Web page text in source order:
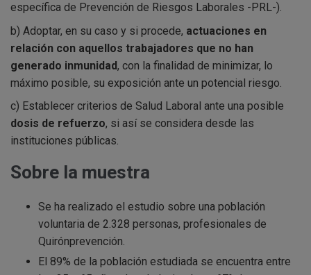
específica de Prevención de Riesgos Laborales -PRL-).
b) Adoptar, en su caso y si procede, actuaciones en
relación con aquellos trabajadores que no han
generado inmunidad, con la finalidad de minimizar, lo
máximo posible, su exposición ante un potencial riesgo.
c) Establecer criterios de Salud Laboral ante una posible
dosis de refuerzo, si así se considera desde las
instituciones públicas.
Sobre la muestra
Se ha realizado el estudio sobre una población
voluntaria de 2.328 personas, profesionales de
Quirónprevención.
El 89% de la población estudiada se encuentra entre